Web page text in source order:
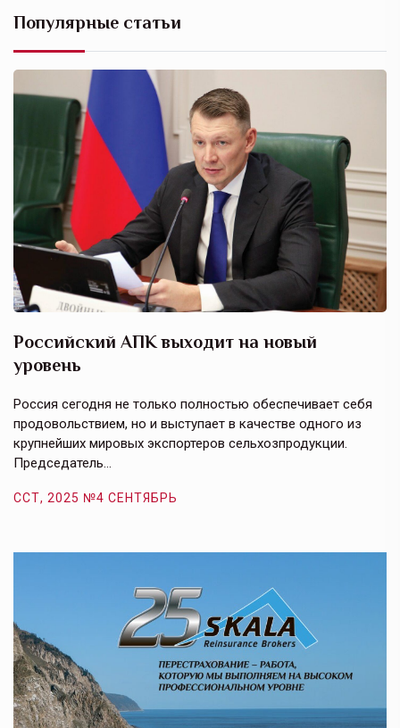
Популярные статьи
Российский АПК выходит на новый
уровень
Россия сегодня не только полностью обеспечивает себя
продовольствием, но и выступает в качестве одного из
крупнейших мировых экспортеров сельхозпродукции.
Председатель…
ССТ, 2025 №4 СЕНТЯБРЬ